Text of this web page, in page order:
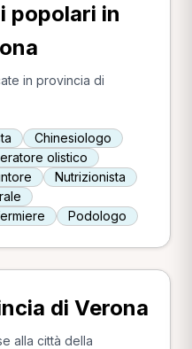
popolari in
in provincia di
Chinesiologo
olistico
Nutrizionista
Podologo
di Verona
alla città della